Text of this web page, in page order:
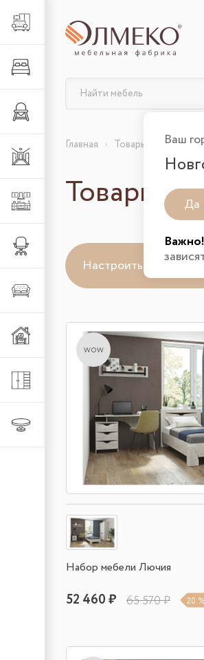
Гостиная
Кухня
Офис
Мягкая
Мебель из металла
Шкафы и стеллажи
Столы и стулья
Ваш
Да
Важно!
Главная Товары
Товары
Настроить фильтр
wow
Набор мебели Лючия
52 460 ₽ 65 570 ₽ 20 %